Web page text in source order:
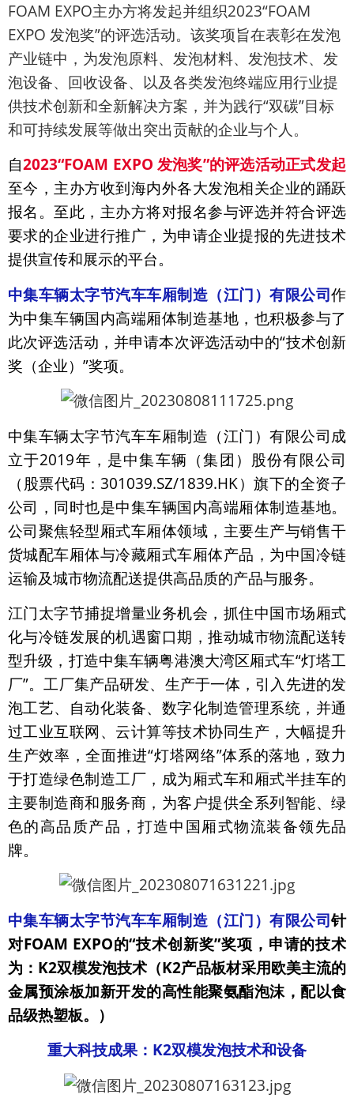
FOAM EXPO主办方将发起并组织2023“FOAM
EXPO 发泡奖”的评选活动。该奖项旨在表彰在发泡
产业链中，为发泡原料、发泡材料、发泡技术、发
泡设备、回收设备、以及各类发泡终端应用行业提
供技术创新和全新解决方案，并为践行“双碳”目标
和可持续发展等做出突出贡献的企业与个人。
自2023“FOAM EXPO 发泡奖”的评选活动正式发起
至今，主办方收到海内外各大发泡相关企业的踊跃
报名。至此，主办方将对报名参与评选并符合评选
要求的企业进行推广，为申请企业提报的先进技术
提供宣传和展示的平台。
中集车辆太字节汽车车厢制造（江门）有限公司作
为中集车辆国内高端厢体制造基地，也积极参与了
此次评选活动，并申请本次评选活动中的“技术创新
奖（企业）”奖项。
中集车辆太字节汽车车厢制造（江门）有限公司成
立于2019年，是中集车辆（集团）股份有限公司
（股票代码：301039.SZ/1839.HK）旗下的全资子
公司，同时也是中集车辆国内高端厢体制造基地。
公司聚焦轻型厢式车厢体领域，主要生产与销售干
货城配车厢体与冷藏厢式车厢体产品，为中国冷链
运输及城市物流配送提供高品质的产品与服务。
江门太字节捕捉增量业务机会，抓住中国市场厢式
化与冷链发展的机遇窗口期，推动城市物流配送转
型升级，打造中集车辆粤港澳大湾区厢式车“灯塔工
厂”。工厂集产品研发、生产于一体，引入先进的发
泡工艺、自动化装备、数字化制造管理系统，并通
过工业互联网、云计算等技术协同生产，大幅提升
生产效率，全面推进“灯塔网络”体系的落地，致力
于打造绿色制造工厂，成为厢式车和厢式半挂车的
主要制造商和服务商，为客户提供全系列智能、绿
色的高品质产品，打造中国厢式物流装备领先品
牌。
中集车辆太字节汽车车厢制造（江门）有限公司针
对FOAM EXPO的“技术创新奖”奖项， 申请的技术
为： K2双模发泡技术（K2产品板材采用欧美主流的
金属预涂板加新开发的高性能聚氨酯泡沫，配以食
品级热塑板。）
重大科技成果：K2双模发泡技术和设备